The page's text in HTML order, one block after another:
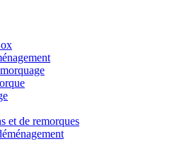
et de remorques